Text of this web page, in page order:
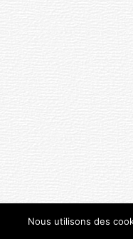
Nous utilisons des